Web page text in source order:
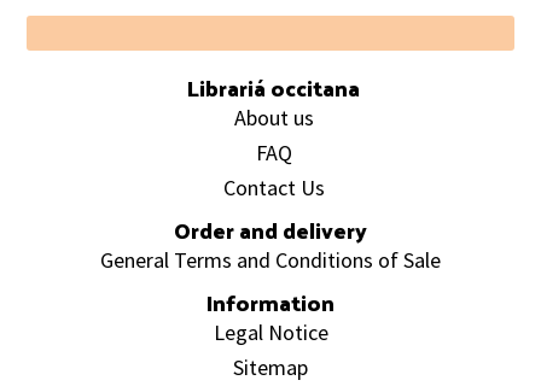
Footer
Librariá occitana
About us
FAQ
Contact Us
Order and delivery
General Terms and Conditions of Sale
Information
Legal Notice
Sitemap